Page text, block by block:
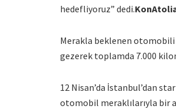
hedefliyoruz” dedi.
Merakla beklenen otomobili
gezerek toplamda 7.000
12 Nisan’da İstanbul’dan
otomobil meraklılarıyla bir